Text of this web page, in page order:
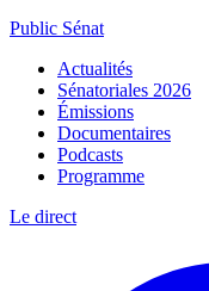
Public Sénat
Actualités
Sénatoriales 2026
Émissions
Documentaires
Podcasts
Programme
Le direct